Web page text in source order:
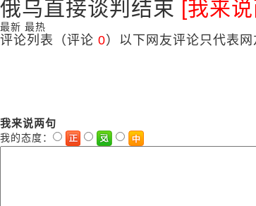
俄乌直接谈判结束 [我来
最新 最热
评论列表 （评论 0）以下网友评论只代表
我来说两句
我的态度：